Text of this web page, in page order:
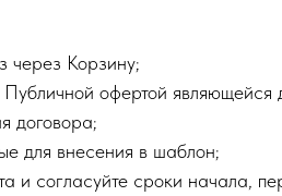
через Корзину;
Публичной офертой являющейся
договора;
для внесения в шаблон;
и согласуйте сроки начала,